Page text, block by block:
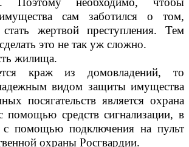
сам заботился о том,
жертвой преступления. Тем
это не так уж сложно.
жилища.
краж из домовладений, то
видом защиты имущества
посягательств является охрана
помощью средств сигнализации, в
с помощью подключения на пульт
охраны Росгвардии.